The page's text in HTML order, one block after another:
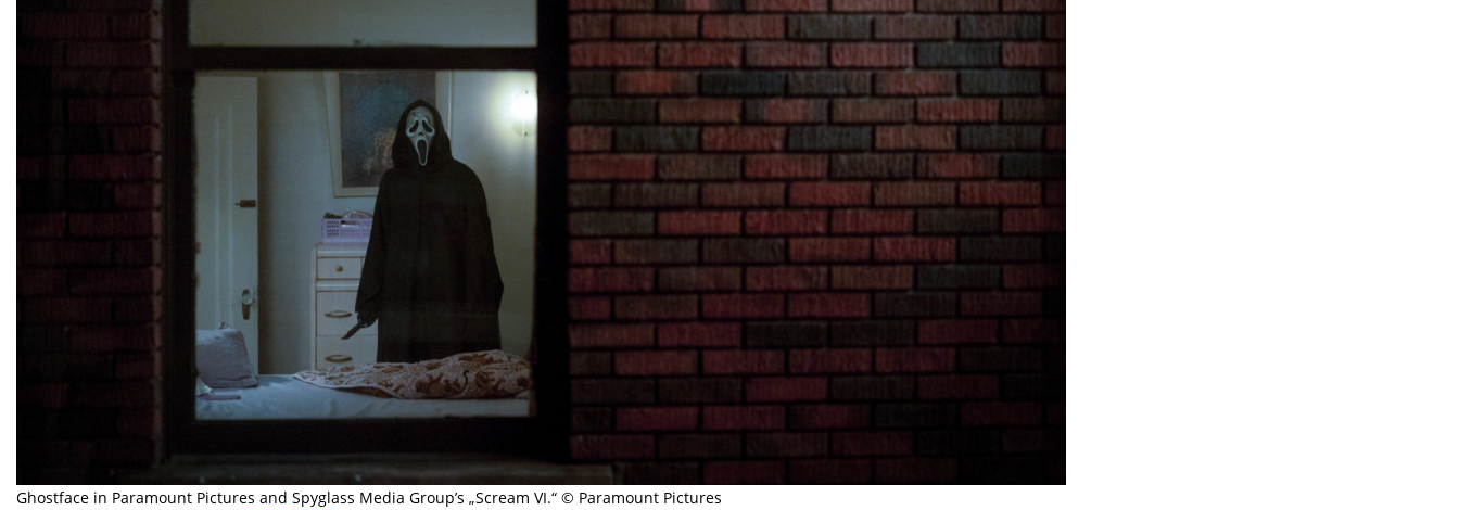
Ghostface in Paramount Pictures and Spyglass Media Group’s „Scream VI.“ © Paramount Pictures